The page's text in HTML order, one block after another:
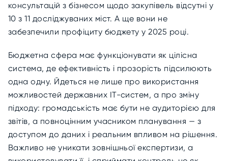
консультацій з бізнесом щодо закупівель відсутні у
10 з 11 досліджуваних міст. А ще вони не
забезпечили профіциту бюджету у 2025 році.
Бюджетна сфера має функціонувати як цілісна
система, де ефективність і прозорість підсилюють
одна одну. Йдеться не лише про використання
можливостей державних ІТ-систем, а про зміну
підходу: громадськість має бути не аудиторією для
звітів, а повноцінним учасником планування — з
доступом до даних і реальним впливом на рішення.
Важливо не уникати зовнішньої експертизи, а